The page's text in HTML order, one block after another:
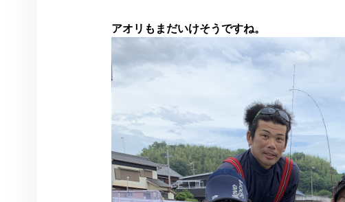
アオリもまだいけそうですね。